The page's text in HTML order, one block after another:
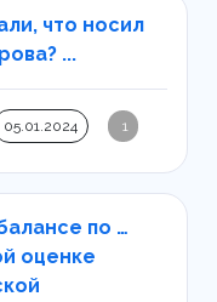
что носил
...
05.01.2024 1
по …
оценке